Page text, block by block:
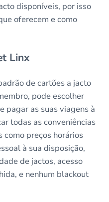
disponíveis, por isso
oferecem e como
Linx
de cartões a jacto
pode escolher
pagar as suas viagens à
todas as conveniências
como preços horários
à sua disposição,
de jactos, acesso
e nenhum blackout